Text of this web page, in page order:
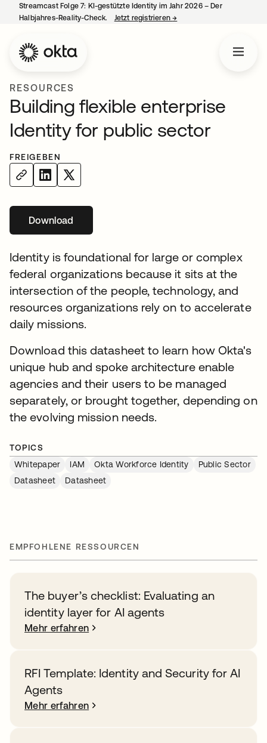
Streamcast Folge 7: KI-gestützte Identity im Jahr 2026 – Der
Halbjahres-Reality-Check.
Jetzt registrieren→
RESOURCES
Building flexible enterprise
Identity for public sector
FREIGEBEN
Downloadwird in einer neuen Registerkarte geöffnet
Identity is foundational for large or complex
federal organizations because it sits at the
intersection of the people, technology, and
resources organizations rely on to accelerate
daily missions.
Download this datasheet to learn how Okta's
unique hub and spoke architecture enable
agencies and their users to be managed
separately, or brought together, depending on
the evolving mission needs.
TOPICS
Whitepaper
IAM Okta Workforce Identity
Public Sector
Datasheet
Datasheet
EMPFOHLENE RESSOURCEN
The buyer’s checklist: Evaluating an
identity layer for AI agents
Mehr erfahren
RFI Template: Identity and Security for AI
Agents
Mehr erfahren